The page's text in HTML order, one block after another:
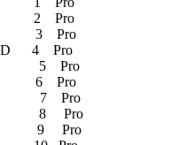
2 Pro
3 Pro
4 Pro
5 Pro
6 Pro
7 Pro
8 Pro
9 Pro